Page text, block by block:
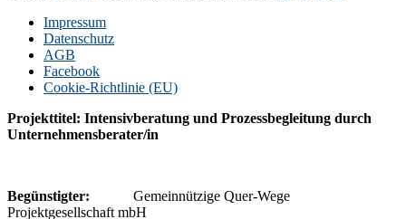
Impressum
Datenschutz
AGB
Facebook
Cookie-Richtlinie (EU)
Projekttitel: Intensivberatung und Prozessbegleitung durch
Unternehmensberater/in
Begünstigter: Gemeinnützige Quer-Wege
Projektgesellschaft mbH